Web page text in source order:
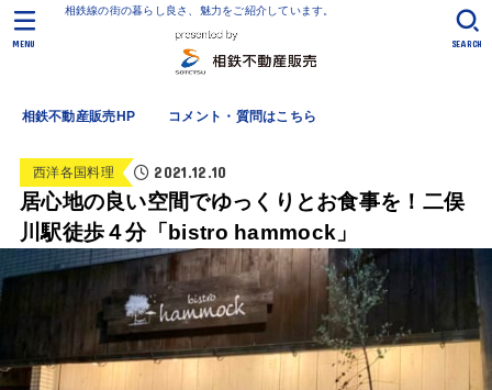
相鉄線の街の暮らし良さ、魅力をご紹介しています。
相鉄不動産販売HP コメント・質問はこちら
SEARCH
MENU
西洋各国料理 2021.12.10
居心地の良い空間でゆっくりとお食事を！二俣
川駅徒歩４分「bistro hammock」